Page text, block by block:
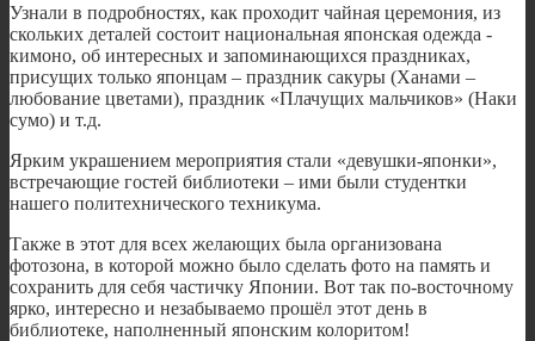
Узнали в подробностях, как проходит чайная церемония, из
скольких деталей состоит национальная японская одежда -
кимоно, об интересных и запоминающихся праздниках,
присущих только японцам – праздник сакуры (Ханами –
любование цветами), праздник «Плачущих мальчиков» (Наки
сумо) и т.д.
Ярким украшением мероприятия стали «девушки-японки»,
встречающие гостей библиотеки – ими были студентки
нашего политехнического техникума.
Также в этот для всех желающих была организована
фотозона, в которой можно было сделать фото на память и
сохранить для себя частичку Японии. Вот так по-восточному
ярко, интересно и незабываемо прошёл этот день в
библиотеке, наполненный японским колоритом!